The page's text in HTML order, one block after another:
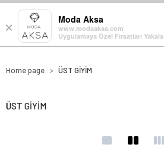
×
Moda Aksa
www.modaaksa.com
Uygulamaya Özel Fırsatları Yakala
Home page ÜST GİYİM
ÜST GİYİM